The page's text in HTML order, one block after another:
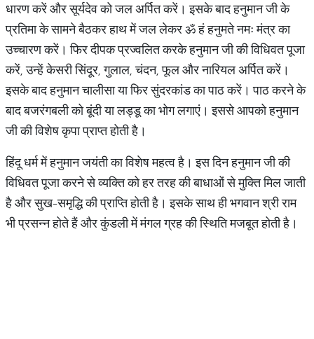
धारण करें और सूर्यदेव को जल अर्पित करें। इसके बाद हनुमान जी के
प्रतिमा के सामने बैठकर हाथ में जल लेकर ॐ हं हनुमते नमः मंत्र का
उच्चारण करें। फिर दीपक प्रज्वलित करके हनुमान जी की विधिवत पूजा
करें, उन्हें केसरी सिंदूर, गुलाल, चंदन, फूल और नारियल अर्पित करें।
इसके बाद हनुमान चालीसा या फिर सुंदरकांड का पाठ करें। पाठ करने के
बाद बजरंगबली को बूंदी या लड्डू का भोग लगाएं। इससे आपको हनुमान
जी की विशेष कृपा प्राप्त होती है।
हिंदू धर्म में हनुमान जयंती का विशेष महत्व है। इस दिन हनुमान जी की
विधिवत पूजा करने से व्यक्ति को हर तरह की बाधाओं से मुक्ति मिल जाती
है और सुख-समृद्धि की प्राप्ति होती है। इसके साथ ही भगवान श्री राम
भी प्रसन्न होते हैं और कुंडली में मंगल ग्रह की स्थिति मजबूत होती है।